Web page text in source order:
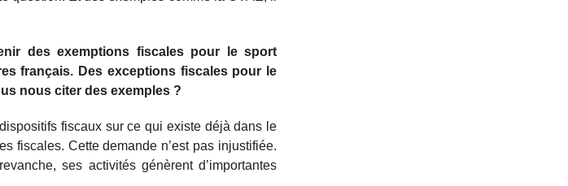
des exemptions fiscales pour le sport
français. Des exceptions fiscales pour le
nous citer des exemples ?
fiscaux sur ce qui existe déjà dans le
fiscales. Cette demande n’est pas injustifiée.
ses activités génèrent d’importantes